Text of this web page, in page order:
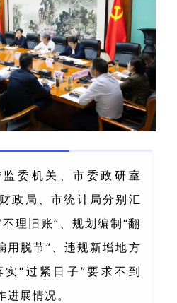
委机关、市委政研室
政局、市统计局分别汇
理旧账”、 规划编制“翻
用脱节”、违规新增地方
“过紧日子”要求不到
展情况。